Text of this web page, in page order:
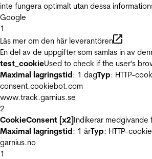
inte fungera optimalt utan dessa
Google
1
Läs mer om den här leverantören
En del av de uppgifter som samlas in av
test_cookieUsed to check if the user's
Maximal lagringstid: 1 dagTyp: HTTP-
consent.cookiebot.com
www.track.garnius.se
2
CookieConsent [x2]Indikerar medgivande
Maximal lagringstid: 1 årTyp: HTTP-cookie
garnius.no
1